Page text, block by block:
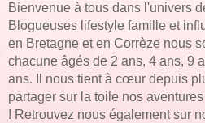
Bienvenue à tous dans l'univers
Blogueuses lifestyle famille et
en Bretagne et en Corrèze nous
chacune âgés de 2 ans, 4 ans, 9
ans. Il nous tient à cœur depuis
partager sur la toile nos
! Retrouvez nous également sur